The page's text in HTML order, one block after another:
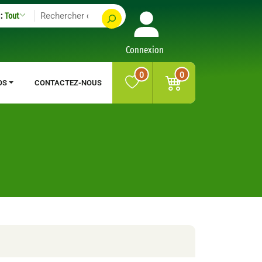
Tout
Connexion
CONTACTEZ-NOUS
0 0